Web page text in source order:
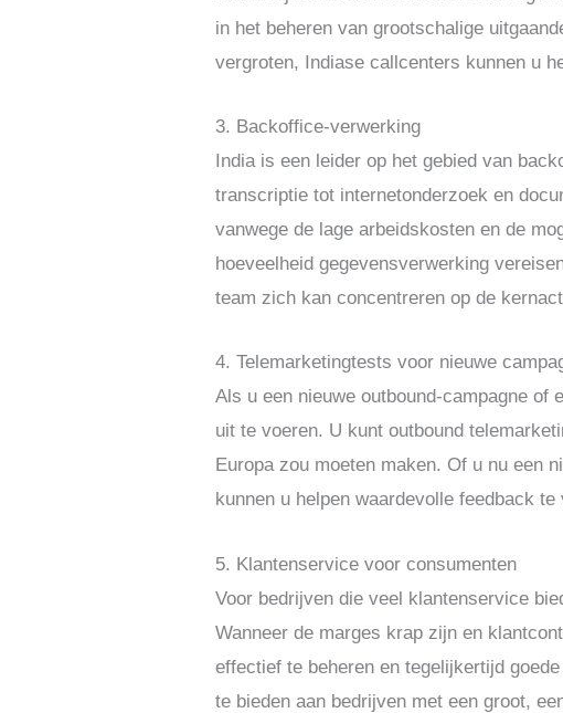
in het beheren van grootschalige
vergroten, Indiase callcenters kunnen u
3. Backoffice-verwerking
India is een leider op het gebied van
transcriptie tot internetonderzoek en
vanwege de lage arbeidskosten en de
hoeveelheid gegevensverwerking
team zich kan concentreren op de
4. Telemarketingtests voor nieuwe
Als u een nieuwe outbound-campagne
uit te voeren. U kunt outbound
Europa zou moeten maken. Of u nu een
kunnen u helpen waardevolle feedback
5. Klantenservice voor consumenten
Voor bedrijven die veel klantenservice
Wanneer de marges krap zijn en
effectief te beheren en tegelijkertijd
te bieden aan bedrijven met een groot,